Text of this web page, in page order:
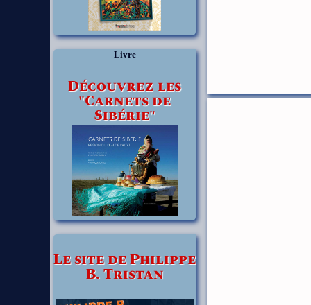
Livre
Découvrez les
"Carnets de
Sibérie"
Le site de Philippe
B. Tristan